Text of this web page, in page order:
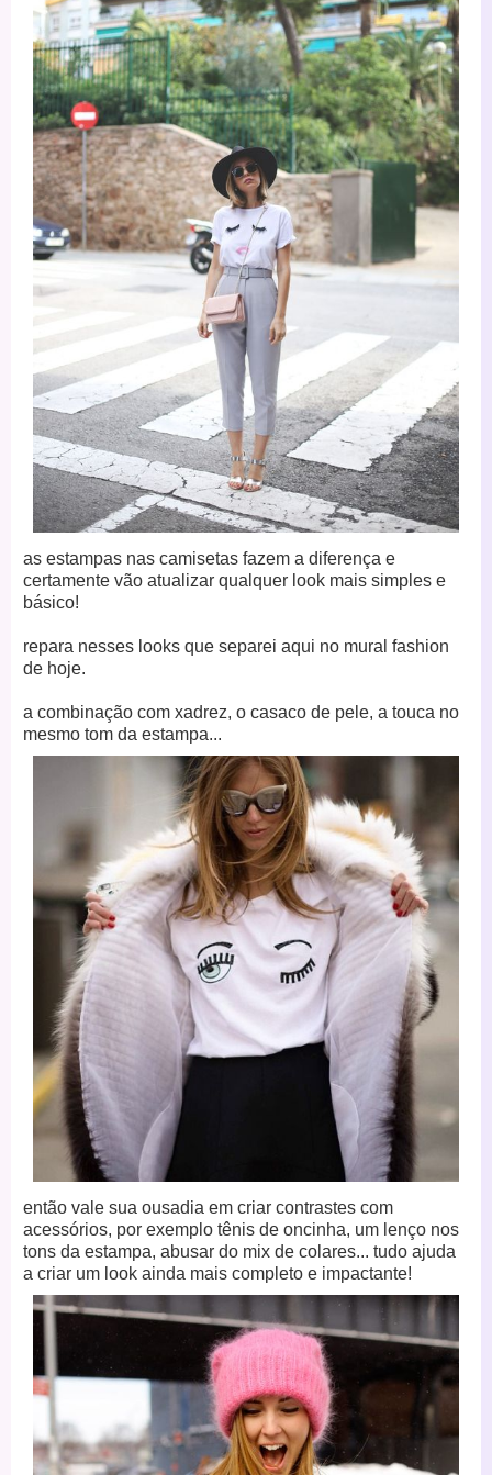
as estampas nas camisetas fazem a diferença e
certamente vão atualizar qualquer look mais simples e
básico!
repara nesses looks que separei aqui no mural fashion
de hoje.
a combinação com xadrez, o casaco de pele, a touca no
mesmo tom da estampa...
então vale sua ousadia em criar contrastes com
acessórios, por exemplo tênis de oncinha, um lenço nos
tons da estampa, abusar do mix de colares... tudo ajuda
a criar um look ainda mais completo e impactante!